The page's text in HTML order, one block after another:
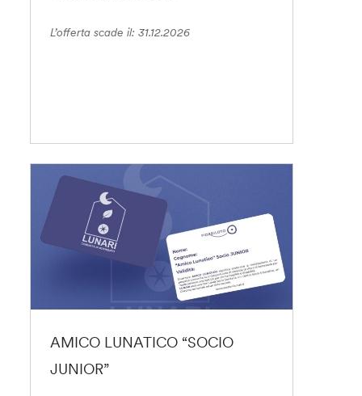
L’offerta scade il: 31.12.2026
AMICO LUNATICO “SOCIO
JUNIOR”